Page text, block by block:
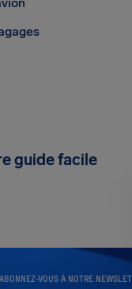
ABONNEZ-VOUS À NOTRE
guide facile